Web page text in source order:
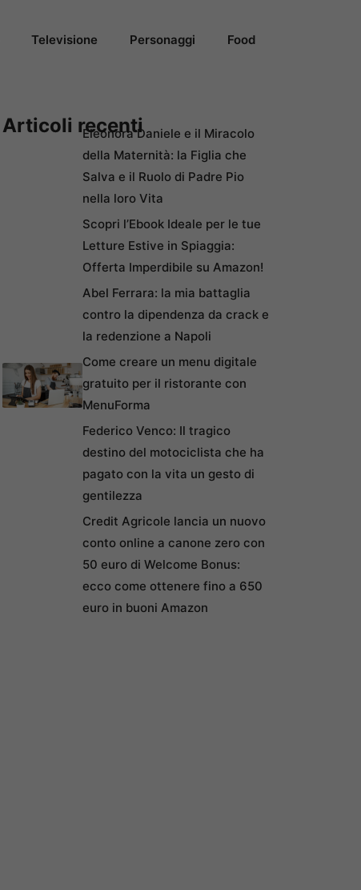
Televisione Personaggi Food
Articoli recentiEleonora Daniele e il Miracolo
della Maternità: la Figlia che
Salva e il Ruolo di Padre Pio
nella loro Vita
Scopri l’Ebook Ideale per le tue
Letture Estive in Spiaggia:
Offerta Imperdibile su Amazon!
Abel Ferrara: la mia battaglia
contro la dipendenza da crack e
la redenzione a Napoli
Come creare un menu digitale
gratuito per il ristorante con
MenuForma
Federico Venco: Il tragico
destino del motociclista che ha
pagato con la vita un gesto di
gentilezza
Credit Agricole lancia un nuovo
conto online a canone zero con
50 euro di Welcome Bonus:
ecco come ottenere fino a 650
euro in buoni Amazon